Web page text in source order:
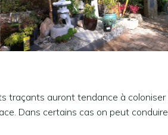
traçants auront tendance à coloniser
Dans certains cas on peut